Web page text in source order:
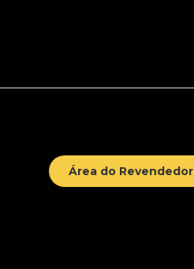
Área do Revendedor